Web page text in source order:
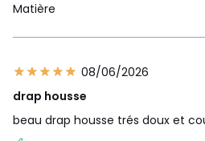
Matière
08/06/2026
drap housse
beau drap housse trés doux et